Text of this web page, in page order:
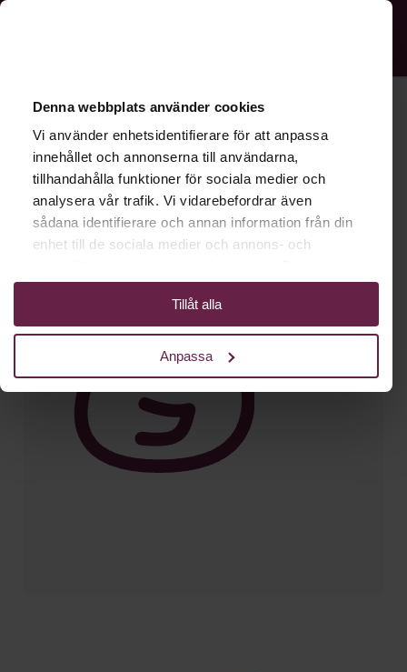
Denna webbplats använder cookies
Vi använder enhetsidentifierare för att anpassa
innehållet och annonserna till användarna,
tillhandahålla funktioner för sociala medier och
analysera vår trafik. Vi vidarebefordrar även
sådana identifierare och annan information från din
enhet till de sociala medier och annons- och
information som du har tillhandahållit eller som de
har samlat in när du har använt deras tjänster.
Tillåt alla
Anpassa
Lila: första personen vinner en hoodie!